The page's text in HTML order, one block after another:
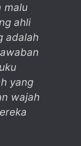
malu
ahli
adalah
yang
wajah